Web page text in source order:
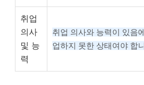
취업
의사
및 능
력
취업 의사와 능력이 있음
업하지 못한 상태여야 합